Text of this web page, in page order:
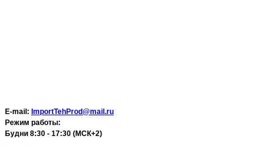
E-mail: ImportTehProd@mail.ru
Режим работы:
Будни 8:30 - 17:30 (МСК+2)